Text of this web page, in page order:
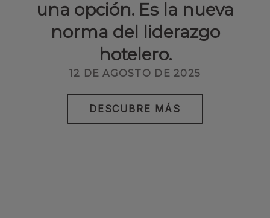
una opción. Es la nueva
norma del liderazgo
hotelero.
12 DE AGOSTO DE 2025
DESCUBRE MÁS